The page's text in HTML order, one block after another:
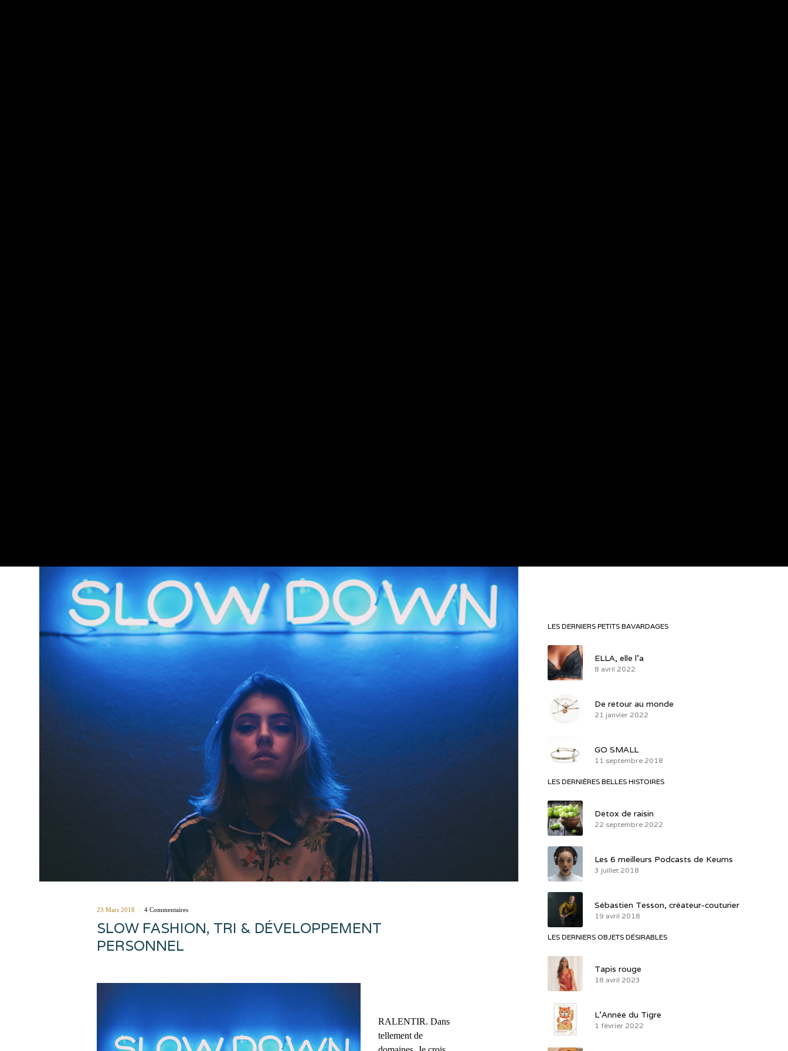
23 Mars 2018 4 Commentaires
SLOW FASHION, TRI & DÉVELOPPEMENT
PERSONNEL
RALENTIR. Dans
tellement de
LES DERNIERS PETITS BAVARDAGES
ELLA, elle l’a
8 avril 2022
De retour au monde
21 janvier 2022
GO SMALL
11 septembre 2018
LES DERNIÈRES BELLES HISTOIRES
Detox de raisin
22 septembre 2022
Les 6 meilleurs Podcasts de Keums
3 juillet 2018
Sébastien Tesson, créateur-couturier
19 avril 2018
LES DERNIERS OBJETS DÉSIRABLES
Tapis rouge
18 avril 2023
L’Année du Tigre
1 février 2022